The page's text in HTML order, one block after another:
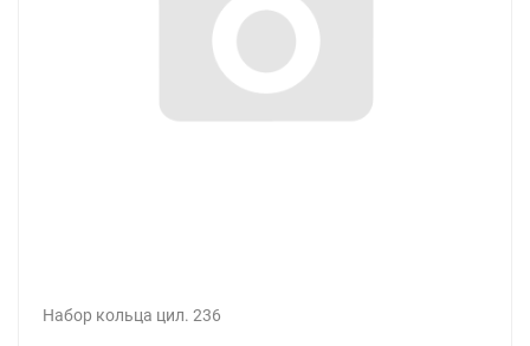
Набор кольца цил. 236